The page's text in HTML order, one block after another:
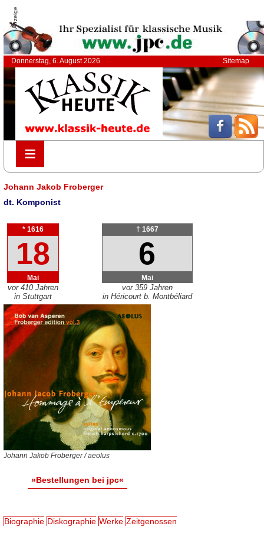
Anzeige
Donnerstag, 6. August 2026 Sitemap
≡
≡
Johann Jakob Froberger
dt. Komponist
* 1616
18
Mai
vor 410 Jahren
in Stuttgart
† 1667
6
Mai
vor 359 Jahren
in Héricourt b. Montbéliard
Johann Jakob Froberger / aeolus
»Bestellungen bei jpc«
Biographie Diskographie Werke Zeitgenossen